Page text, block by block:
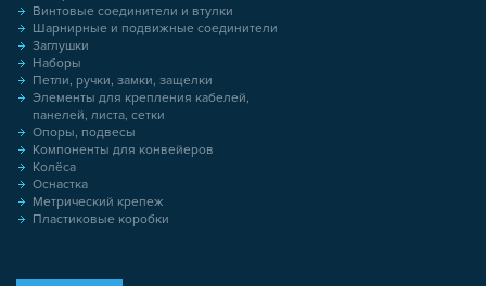
Винтовые соединители и втулки
Шарнирные и подвижные соединители
Заглушки
Наборы
Петли, ручки, замки, защелки
Элементы для крепления кабелей,
панелей, листа, сетки
Опоры, подвесы
Компоненты для конвейеров
Колёса
Оснастка
Метрический крепеж
Пластиковые коробки